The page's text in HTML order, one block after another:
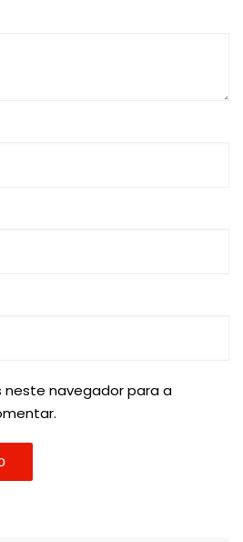
neste navegador para a